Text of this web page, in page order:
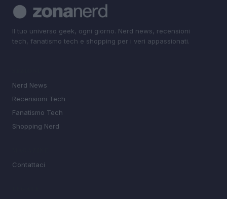
Il tuo universo geek, ogni giorno. Nerd news, recensioni
tech, fanatismo tech e shopping per i veri appassionati.
Nerd News
Recensioni Tech
Fanatismo Tech
Shopping Nerd
Contattaci